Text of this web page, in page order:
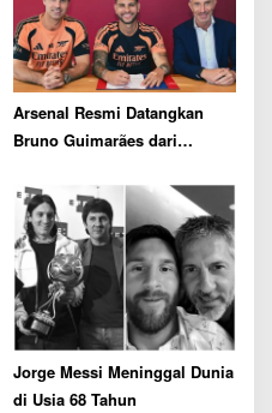
Arsenal Resmi Datangkan
Bruno Guimarães dari
Rp1,81 Triliun
Jorge Messi Meninggal Dunia
di Usia 68 Tahun